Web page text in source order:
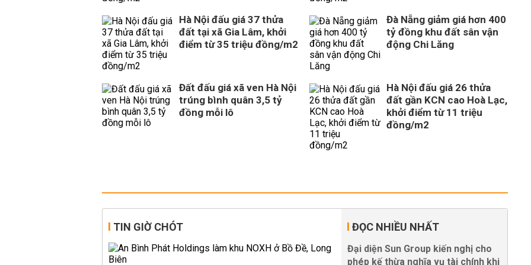
Hà Nội đấu giá 37 thửa
đất tại xã Gia Lâm, khởi
điểm từ 35 triệu đồng/m2
Đà Nẵng giảm giá hơn 400
tỷ đồng khu đất sân vận
động Chi Lăng
Đất đấu giá xã ven Hà Nội
trúng bình quân 3,5 tỷ
đồng mỗi lô
Hà Nội đấu giá 26 thửa
đất gần KCN cao Hoà Lạc,
khởi điểm từ 11 triệu
đồng/m2
TIN GIỜ CHÓT ĐỌC NHIỀU NHẤT
Đại diện Sun Group kiến nghị cho
phép kế thừa nghĩa vụ tài chính khi